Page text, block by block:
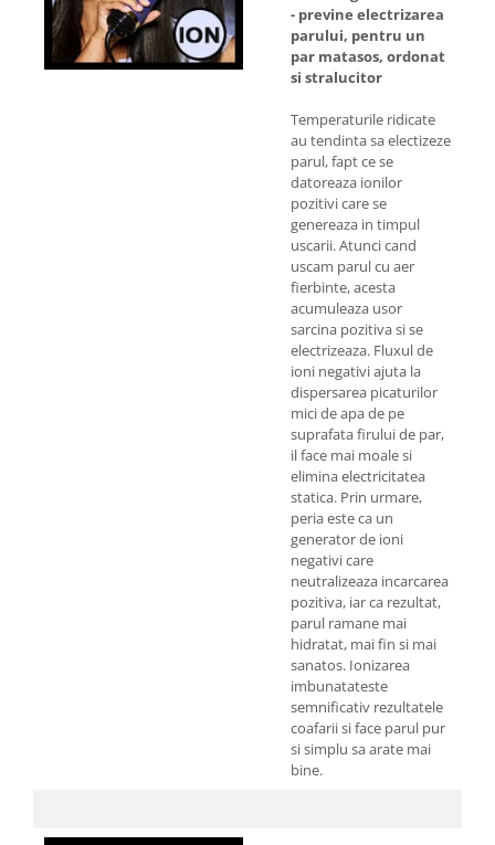
- previne electrizarea
parului, pentru un
par matasos, ordonat
si stralucitor
Temperaturile ridicate
au tendinta sa electizeze
parul, fapt ce se
datoreaza ionilor
pozitivi care se
genereaza in timpul
uscarii. Atunci cand
uscam parul cu aer
fierbinte, acesta
acumuleaza usor
sarcina pozitiva si se
electrizeaza. Fluxul de
ioni negativi ajuta la
dispersarea picaturilor
mici de apa de pe
suprafata firului de par,
il face mai moale si
elimina electricitatea
statica. Prin urmare,
peria este ca un
generator de ioni
negativi care
neutralizeaza incarcarea
pozitiva, iar ca rezultat,
parul ramane mai
hidratat, mai fin si mai
sanatos. Ionizarea
imbunatateste
semnificativ rezultatele
coafarii si face parul pur
si simplu sa arate mai
bine.